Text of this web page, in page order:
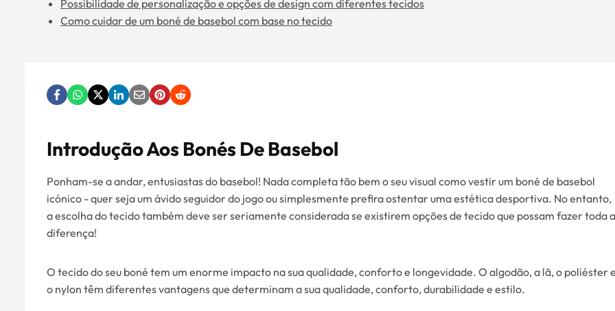
Possibilidade de personalização e opções de design com diferentes tecidos
Como cuidar de um boné de basebol com base no tecido
Introdução Aos Bonés De Basebol
Ponham-se a andar, entusiastas do basebol! Nada completa tão bem o seu visual como vestir um boné de basebol
icónico - quer seja um ávido seguidor do jogo ou simplesmente prefira ostentar uma estética desportiva. No entanto,
a escolha do tecido também deve ser seriamente considerada se existirem opções de tecido que possam fazer toda a
diferença!
O tecido do seu boné tem um enorme impacto na sua qualidade, conforto e longevidade. O algodão, a lã, o poliéster
o nylon têm diferentes vantagens que determinam a sua qualidade, conforto, durabilidade e estilo.